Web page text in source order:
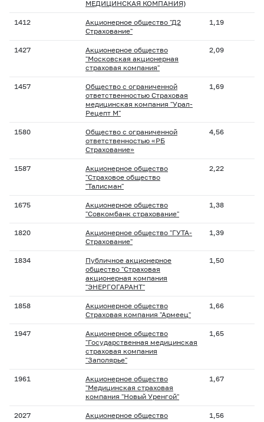
МЕДИЦИНСКАЯ КОМПАНИЯ)
1412
Акционерное общество "Д2
Страхование"
1,19
1427
Акционерное общество
"Московская акционерная
страховая компания"
2,09
1457
Общество с ограниченной
ответственностью Страховая
медицинская компания "Урал-
Рецепт М"
1,69
1580
Общество с ограниченной
ответственностью «РБ
Страхование»
4,56
1587
Акционерное общество
"Страховое общество
"Талисман"
2,22
1675
Акционерное общество
"Совкомбанк страхование"
1,38
1820
Акционерное общество "ГУТА-
Страхование"
1,39
1834
Публичное акционерное
общество "Страховая
акционерная компания
"ЭНЕРГОГАРАНТ"
1,50
1858
Акционерное общество
Страховая компания "Армеец"
1,66
1947
Акционерное общество
"Государственная медицинская
страховая компания
"Заполярье"
1,65
1961
Акционерное общество
"Медицинская страховая
компания "Новый Уренгой"
1,67
2027
Акционерное общество
1,56